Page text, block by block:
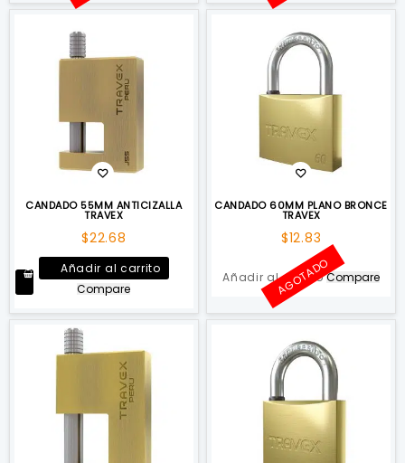
CANDADO 55MM ANTICIZALLA
TRAVEX
$22.68
Añadir al carrito
Compare
CANDADO 60MM PLANO BRONCE
TRAVEX
$12.83
Añadir al carrito
AGOTADOCompare